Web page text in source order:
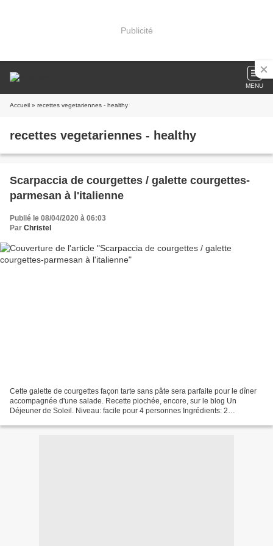
Publicité
MENU
Accueil » recettes vegetariennes - healthy
recettes vegetariennes - healthy
Scarpaccia de courgettes / galette courgettes-
parmesan à l'italienne
Publié le 08/04/2020 à 06:03
Par Christel
Cette galette de courgettes façon tarte sans pâte sera parfaite pour le dîner
accompagnée d'une salade. Recette piochée, encore, sur le blog Un
Déjeuner de Soleil. Niveau: facile pour 4 personnes Ingrédients: 2